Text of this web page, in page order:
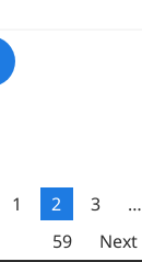
1 2 3
…
59
Next